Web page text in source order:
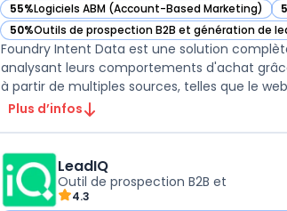
55%Logiciels ABM (Account-Based Marketing)
— voir Foundry Intent Data dans cette catégorie
50%Outils de prospection B2B et génération de
— voir Foundry Intent Data dans cette catégorie
Foundry Intent Data est une solution
analysant leurs comportements d'achat
à partir de multiples sources, telles que le
Plus d’infos
LeadIQ
Outil de prospection B2B et
4.3